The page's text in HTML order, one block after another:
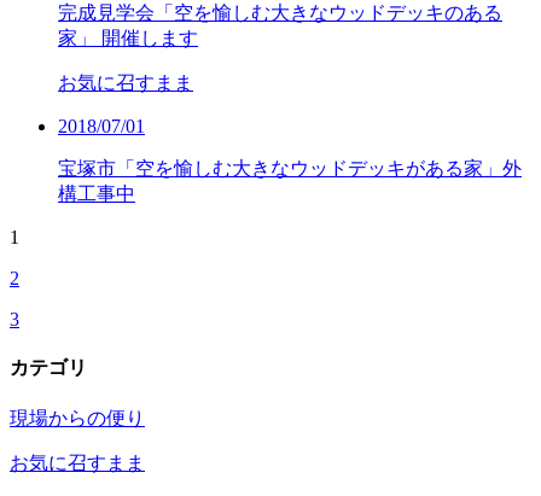
完成見学会「空を愉しむ大きなウッドデッキのある
家」 開催します
お気に召すまま
2018/07/01
宝塚市「空を愉しむ大きなウッドデッキがある家」外
構工事中
1
2
3
カテゴリ
現場からの便り
お気に召すまま